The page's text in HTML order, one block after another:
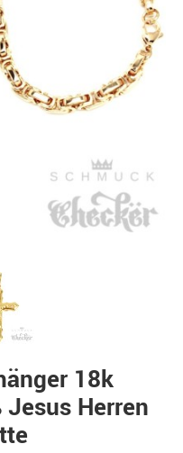
18k
Herren